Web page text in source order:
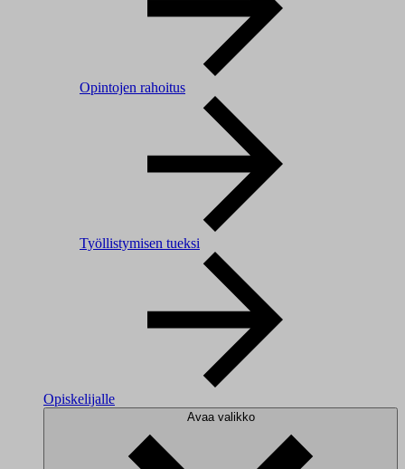
Opintojen rahoitus
Työllistymisen tueksi
Opiskelijalle
Avaa valikko